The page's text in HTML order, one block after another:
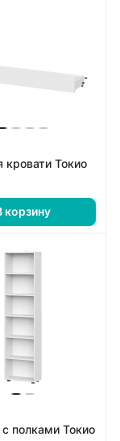
кровати Токио
корзину
полками Токио